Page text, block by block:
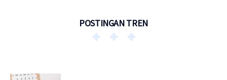
POSTINGAN TREN